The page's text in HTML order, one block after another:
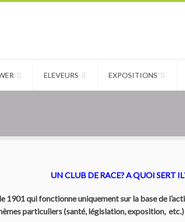
ELEVEURS EXPOSITIONS
UN CLUB DE RACE? A QUOI SERT
1901 qui fonctionne uniquement sur la base de
particuliers (santé, législation, exposition,